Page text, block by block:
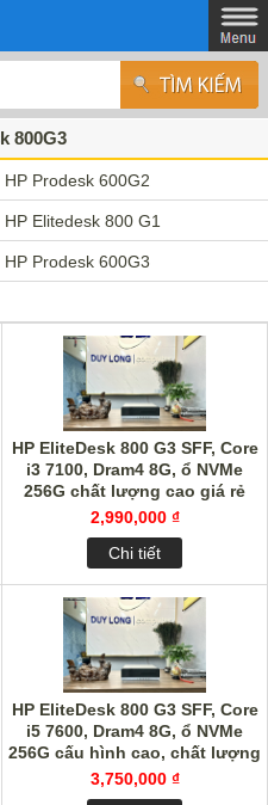
800G3
HP Prodesk 600G2
HP Elitedesk 800 G1
HP Prodesk 600G3
HP EliteDesk 800 G3 SFF, Core
i3 7100, Dram4 8G, ổ NVMe
256G chất lượng cao giá rẻ
2,990,000 ₫
Chi tiết
HP EliteDesk 800 G3 SFF, Core
i5 7600, Dram4 8G, ổ NVMe
256G cấu hình cao, chất lượng
giá rẻ
3,750,000 ₫